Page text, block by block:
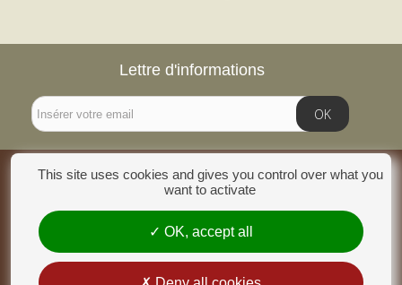
Lettre d'informations
OK
INFORMATIONS
CATÉGORIES
MON COMPTE
This site uses cookies and gives you control over what you
want to activate
OK, accept all